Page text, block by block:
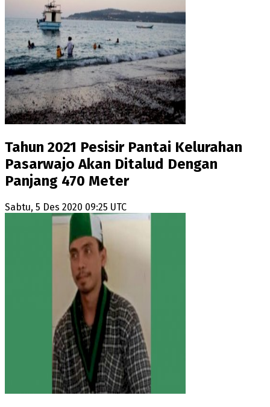
Tahun 2021 Pesisir Pantai Kelurahan
Pasarwajo Akan Ditalud Dengan
Panjang 470 Meter
Sabtu, 5 Des 2020 09:25 UTC